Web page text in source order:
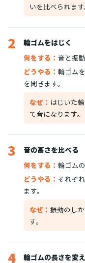
いを比べられます
2
輪ゴムをはじく
何をする： 音と振
どうやる： 輪ゴム
を聞きます。
なぜ： はじいた
て音になります。
3
音の高さを比べる
何をする： 輪ゴム
どうやる： それぞ
ます。
なぜ： 振動のし
す。
4
輪ゴムの長さを変